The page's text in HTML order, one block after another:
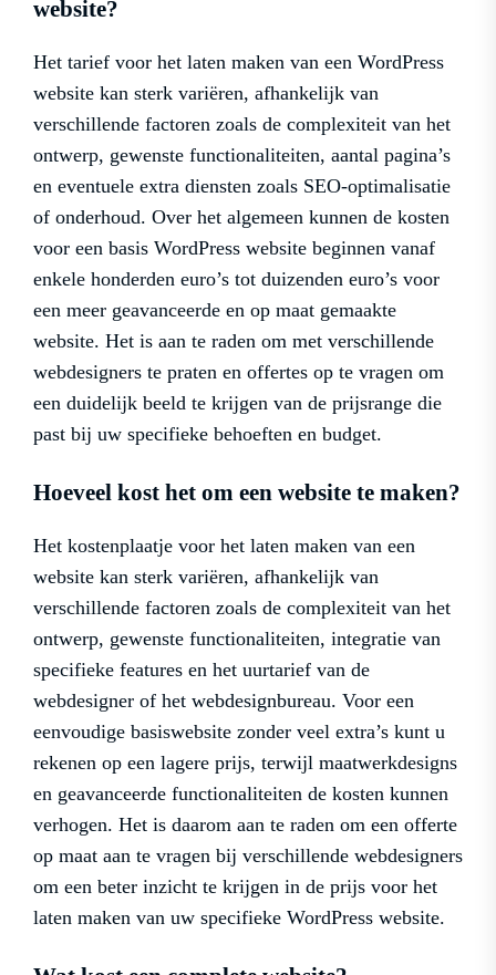
website?
Het tarief voor het laten maken van een WordPress
website kan sterk variëren, afhankelijk van
verschillende factoren zoals de complexiteit van het
ontwerp, gewenste functionaliteiten, aantal pagina’s
en eventuele extra diensten zoals SEO-optimalisatie
of onderhoud. Over het algemeen kunnen de kosten
voor een basis WordPress website beginnen vanaf
enkele honderden euro’s tot duizenden euro’s voor
een meer geavanceerde en op maat gemaakte
website. Het is aan te raden om met verschillende
webdesigners te praten en offertes op te vragen om
een duidelijk beeld te krijgen van de prijsrange die
past bij uw specifieke behoeften en budget.
Hoeveel kost het om een website te maken?
Het kostenplaatje voor het laten maken van een
website kan sterk variëren, afhankelijk van
verschillende factoren zoals de complexiteit van het
ontwerp, gewenste functionaliteiten, integratie van
specifieke features en het uurtarief van de
webdesigner of het webdesignbureau. Voor een
eenvoudige basiswebsite zonder veel extra’s kunt u
rekenen op een lagere prijs, terwijl maatwerkdesigns
en geavanceerde functionaliteiten de kosten kunnen
verhogen. Het is daarom aan te raden om een offerte
op maat aan te vragen bij verschillende webdesigners
om een beter inzicht te krijgen in de prijs voor het
laten maken van uw specifieke WordPress website.